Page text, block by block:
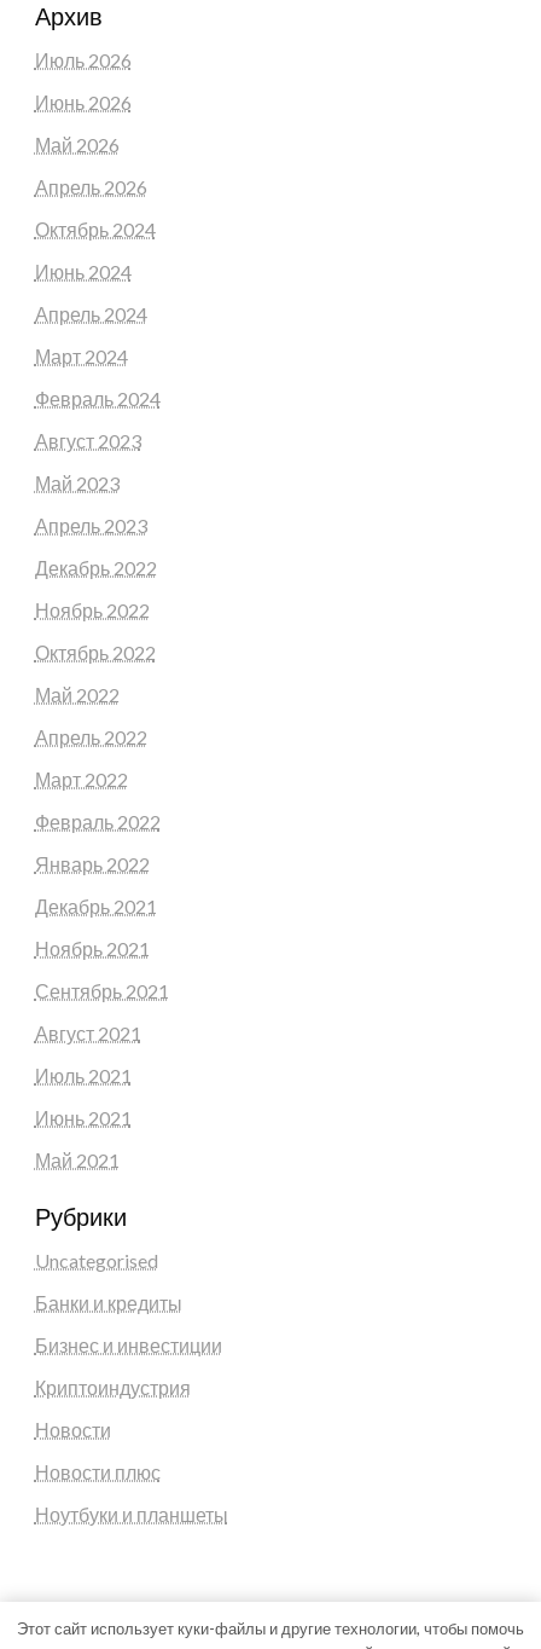
Архив
Июль 2026
Июнь 2026
Май 2026
Апрель 2026
Октябрь 2024
Июнь 2024
Апрель 2024
Март 2024
Февраль 2024
Август 2023
Май 2023
Апрель 2023
Декабрь 2022
Ноябрь 2022
Октябрь 2022
Май 2022
Апрель 2022
Март 2022
Февраль 2022
Январь 2022
Декабрь 2021
Ноябрь 2021
Сентябрь 2021
Август 2021
Июль 2021
Июнь 2021
Май 2021
Рубрики
Uncategorised
Банки и кредиты
Бизнес и инвестиции
Криптоиндустрия
Новости
Новости плюс
Ноутбуки и планшеты
Этот сайт использует куки-файлы и другие технологии, чтобы помочь